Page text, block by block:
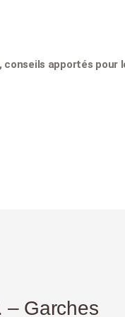
apportés pour
– Garches